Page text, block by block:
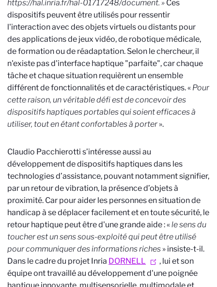
https://hal.inria.fr/hal-01717248/document. » Ces
dispositifs peuvent être utilisés pour ressentir
l'interaction avec des objets virtuels ou distants pour
des applications de jeux vidéo, de robotique médicale,
de formation ou de réadaptation. Selon le chercheur, il
n'existe pas d'interface haptique "parfaite", car chaque
tâche et chaque situation requièrent un ensemble
différent de fonctionnalités et de caractéristiques. « Pour
cette raison, un véritable défi est de concevoir des
dispositifs haptiques portables qui soient efficaces à
utiliser, tout en étant confortables à porter ».
Claudio Pacchierotti s’intéresse aussi au
développement de dispositifs haptiques dans les
technologies d’assistance, pouvant notamment signifier,
par un retour de vibration, la présence d’objets à
proximité. Car pour aider les personnes en situation de
handicap à se déplacer facilement et en toute sécurité, le
retour haptique peut être d'une grande aide : «le sens du
toucher est un sens sous-exploité qui peut être utilisé
pour communiquer des informations riches » insiste-t-il.
Dans le cadredu projet Inria DORNELL
, lui et son
équipe ont travaillé au développement d'une poignée